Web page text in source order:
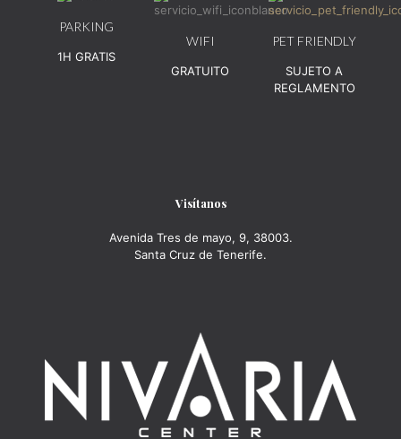
PARKING
1H GRATIS
WIFI
GRATUITO
PET FRIENDLY
SUJETO A
REGLAMENTO
Visítanos
Avenida Tres de mayo, 9, 38003.
Santa Cruz de Tenerife.